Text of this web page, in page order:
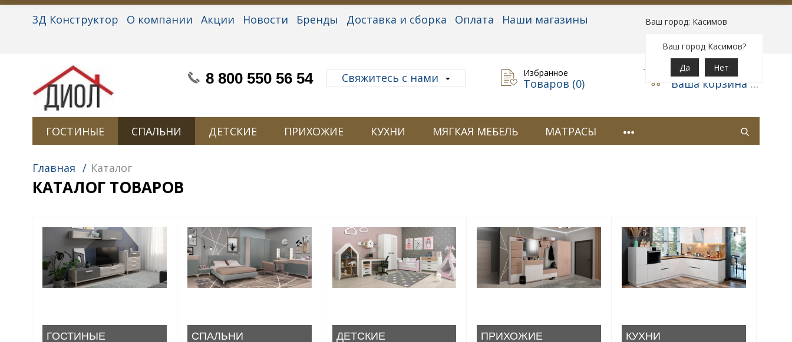
Ваш город: Касимов
Ваш город Касимов?
Да
Нет
Вход |Регистрация
3Д Конструктор О компании Акции Новости Бренды Доставка и сборка Оплата
Наши магазины
8 800 550 56 54 Свяжитесь с нами Избранное
Товаров (0)
Корзина
Ваша корзина пуста
ГОСТИНЫЕ СПАЛЬНИ ДЕТСКИЕ ПРИХОЖИЕ КУХНИ МЯГКАЯ МЕБЕЛЬ МАТРАСЫ
Главная / Каталог
КАТАЛОГ ТОВАРОВ
ГОСТИНЫЕ СПАЛЬНИ ДЕТСКИЕ ПРИХОЖИЕ КУХНИ